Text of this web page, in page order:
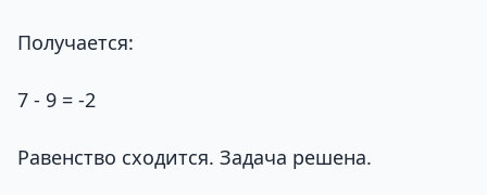
Получается:
7 - 9 = -2
Равенство сходится. Задача решена.